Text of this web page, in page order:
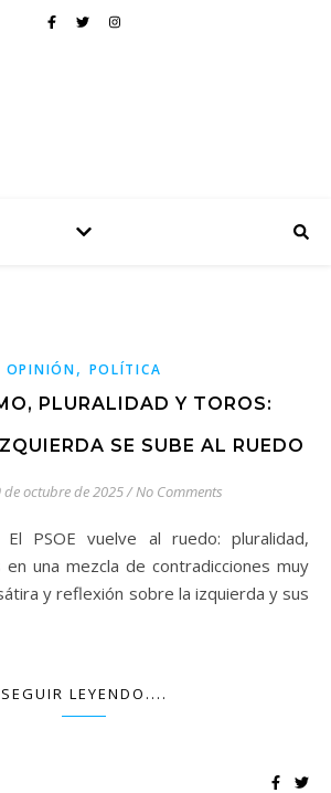
OPINIÓN, POLÍTICA
PLURALIDAD Y TOROS:
SE SUBE AL RUEDO
de octubre de 2025/No Comments
una mezcla de contradicciones muy
y reflexión sobre la izquierda y sus
SEGUIR LEYENDO....